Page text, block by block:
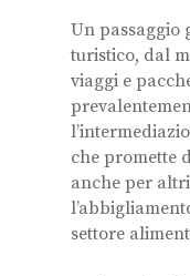
Un passaggio
turistico, dal
viaggi e
che promette
anche per
settore